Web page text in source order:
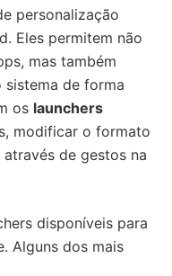
personalização
Eles permitem não
mas também
de forma
os launchers
modificar o formato
de gestos na
disponíveis para
Alguns dos mais